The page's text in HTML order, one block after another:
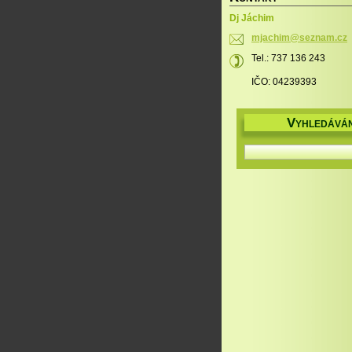
Dj Jáchim
mjachim@seznam.cz
Tel.: 737 136 243
IČO: 04239393
V